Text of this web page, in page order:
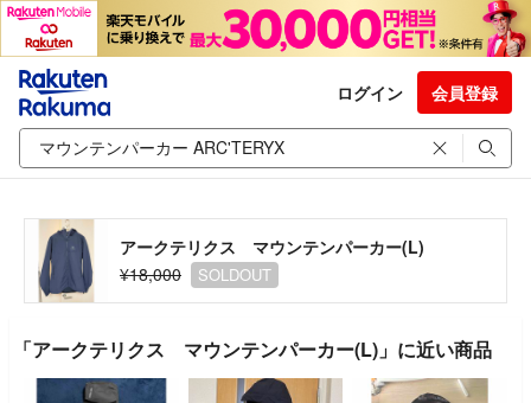
ログイン 会員登録
アークテリクス マウンテンパーカー(L)
¥18,000
SOLDOUT
「アークテリクス マウンテンパーカー(L)」に近い商品